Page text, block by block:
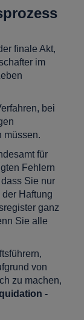
finale Akt,
im
bei
müssen.
für
Fehlern
Sie nur
Haftung
ganz
Sie alle
von
zu machen,
-